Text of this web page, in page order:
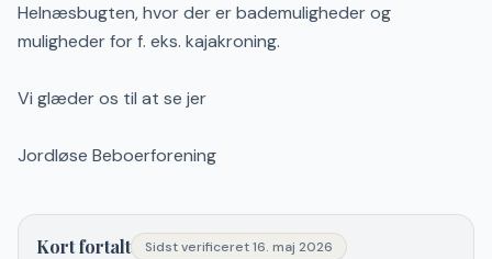
Helnæsbugten, hvor der er bademuligheder og
muligheder for f. eks. kajakroning.
Vi glæder os til at se jer
Jordløse Beboerforening
Kort fortalt Sidst verificeret16. maj 2026